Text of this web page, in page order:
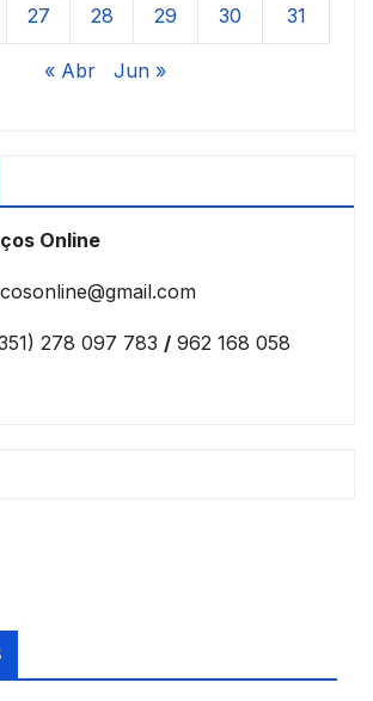
27 28 29 30 31
« Abr Jun »
Online
278 097 783 / 962 168 058